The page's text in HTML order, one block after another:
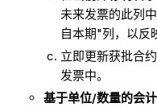
未来发票的此列
自本期"列，以反
立即更新获批合
发票中。
基于单位/数量的会